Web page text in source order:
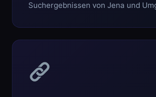
Suchergebnissen von Jena und